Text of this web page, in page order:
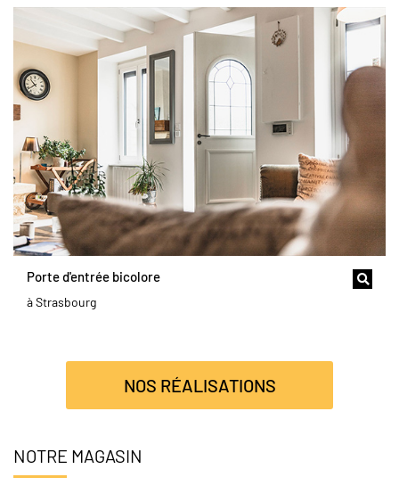
Porte d'entrée bicolore
à Strasbourg
NOS RÉALISATIONS
NOTRE MAGASIN